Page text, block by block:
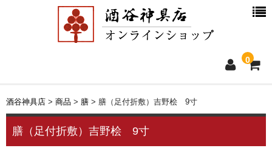
0
ホーム
新着情報
酒谷神具店 > 商品 > 膳 > 膳（足付折敷）吉野桧 9寸
膳（足付折敷）吉野桧 9寸